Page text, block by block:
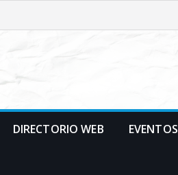
DIRECTORIO WEB EVENTOS